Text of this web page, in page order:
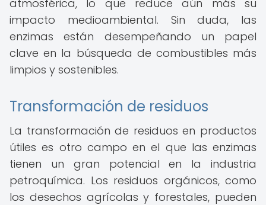
atmosférica, lo que reduce aún más su
impacto medioambiental. Sin duda, las
enzimas están desempeñando un papel
clave en la búsqueda de combustibles más
limpios y sostenibles.
Transformación de residuos
La transformación de residuos en productos
útiles es otro campo en el que las enzimas
tienen un gran potencial en la industria
petroquímica. Los residuos orgánicos, como
los desechos agrícolas y forestales, pueden